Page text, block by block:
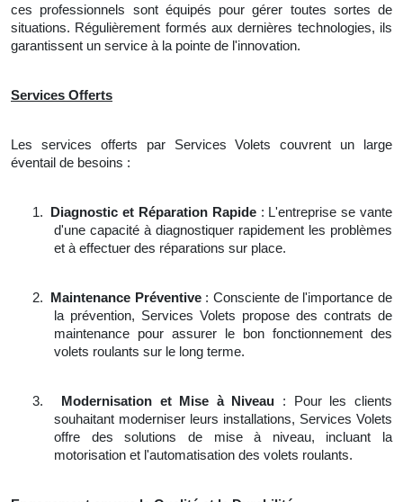
ces professionnels sont équipés pour gérer toutes sortes de
situations. Régulièrement formés aux dernières technologies, ils
garantissent un service à la pointe de l'innovation.
Services Offerts
Les services offerts par Services Volets couvrent un large
éventail de besoins :
1. Diagnostic et Réparation Rapide: L'entreprise se vante
d'une capacité à diagnostiquer rapidement les problèmes
et à effectuer des réparations sur place.
2. Maintenance Préventive: Consciente de l'importance de
la prévention, Services Volets propose des contrats de
maintenance pour assurer le bon fonctionnement des
volets roulants sur le long terme.
3. Modernisation et Mise à Niveau : Pour les clients
souhaitant moderniser leurs installations, Services Volets
offre des solutions de mise à niveau, incluant la
motorisation et l'automatisation des volets roulants.